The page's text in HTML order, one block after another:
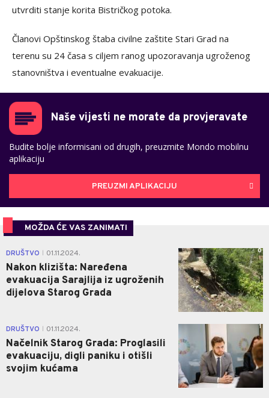
utvrditi stanje korita Bistričkog potoka.
Članovi Opštinskog štaba civilne zaštite Stari Grad na
terenu su 24 časa s ciljem ranog upozoravanja ugroženog
stanovništva i eventualne evakuacije.
Naše vijesti ne morate da provjeravate
Budite bolje informisani od drugih, preuzmite Mondo mobilnu
aplikaciju
PREUZMI APLIKACIJU
MOŽDA ĆE VAS ZANIMATI
DRUŠTVO 01.11.2024.
Nakon klizišta: Naređena
evakuacija Sarajlija iz ugroženih
dijelova Starog Grada
0
DRUŠTVO 01.11.2024.
Načelnik Starog Grada: Proglasili
evakuaciju, digli paniku i otišli
svojim kućama
1